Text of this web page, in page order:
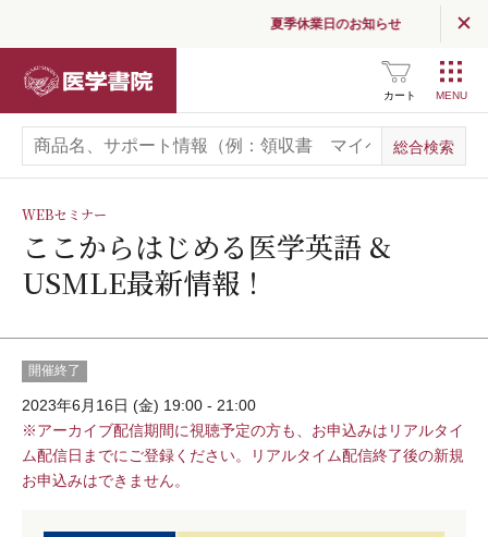
夏季休業日のお知らせ
カート
WEBセミナー
ここからはじめる医学英語 &
USMLE最新情報！
開催終了
2023年6月16日 (金) 19:00 - 21:00
※アーカイブ配信期間に視聴予定の方も、お申込みはリアルタイ
ム配信日までにご登録ください。リアルタイム配信終了後の新規
お申込みはできません。